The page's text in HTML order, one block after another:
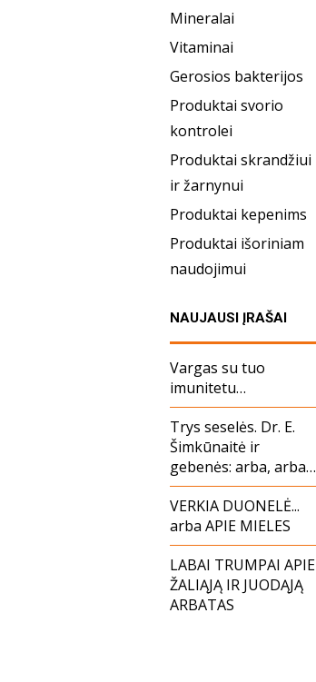
Mineralai
Vitaminai
Gerosios bakterijos
Produktai svorio
kontrolei
Produktai skrandžiui
ir žarnynui
Produktai kepenims
Produktai išoriniam
naudojimui
NAUJAUSI ĮRAŠAI
Vargas su tuo
imunitetu…
Trys seselės. Dr. E.
Šimkūnaitė ir
gebenės: arba, arba…
VERKIA DUONELĖ...
arba APIE MIELES
LABAI TRUMPAI APIE
ŽALIĄJĄ IR JUODĄJĄ
ARBATAS